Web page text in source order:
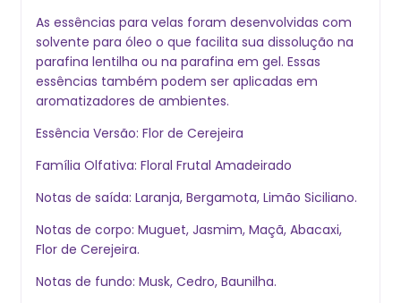
As essências para velas foram desenvolvidas com
solvente para óleo o que facilita sua dissolução na
parafina lentilha ou na parafina em gel. Essas
essências também podem ser aplicadas em
aromatizadores de ambientes.
Essência Versão: Flor de Cerejeira
Família Olfativa: Floral Frutal Amadeirado
Notas de saída: Laranja, Bergamota, Limão Siciliano.
Notas de corpo: Muguet, Jasmim, Maçã, Abacaxi,
Flor de Cerejeira.
Notas de fundo: Musk, Cedro, Baunilha.